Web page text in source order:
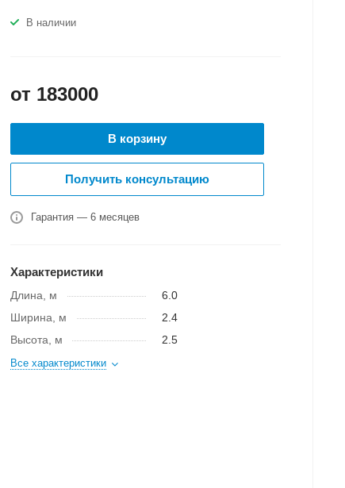
В наличии
от 183000
В корзину
Получить консультацию
Гарантия — 6 месяцев
Характеристики
Длина, м
6.0
Ширина, м
2.4
Высота, м
2.5
Все характеристики